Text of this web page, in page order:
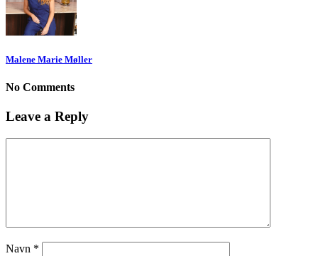
Malene Marie Møller
No Comments
Leave a Reply
Navn *